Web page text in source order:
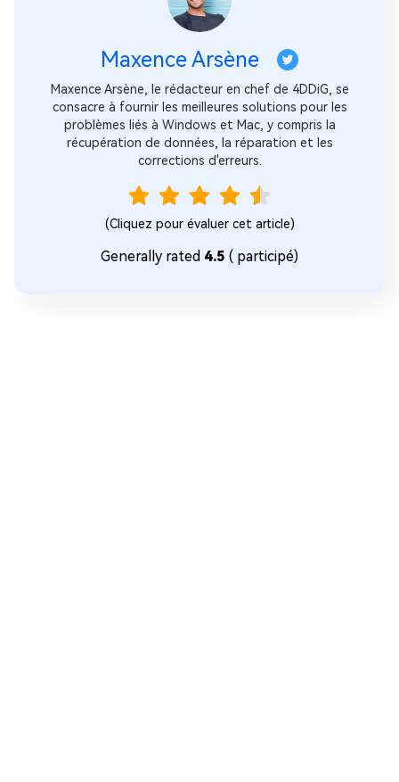
Maxence Arsène
Maxence Arsène, le rédacteur en chef de 4DDiG, se
consacre à fournir les meilleures solutions pour les
problèmes liés à Windows et Mac, y compris la
récupération de données, la réparation et les
corrections d'erreurs.
(Cliquez pour évaluer cet article)
Generally rated 4.5 ( participé)